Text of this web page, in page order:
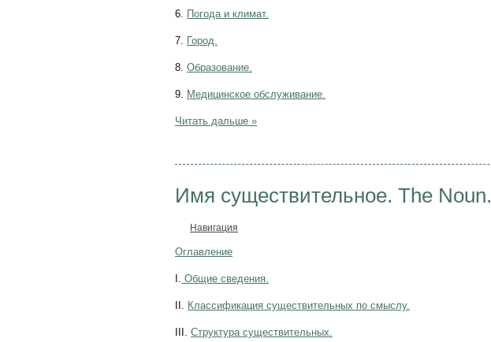
6. Погода и климат.
7. Город.
8. Образование.
9. Медицинское обслуживание.
Читать дальше »
Имя существительное. The Noun.
Навигация
Оглавление
I. Общие сведения.
II. Классификация существительных по смыслу.
III. Структура существительных.